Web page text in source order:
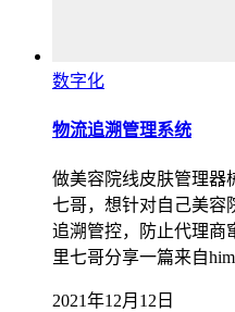
数字化
物流追溯管理系统
做美容院线皮肤管理器
七哥，想针对自己美容
追溯管控，防止代理商
里七哥分享一篇来自
2021年12月12日